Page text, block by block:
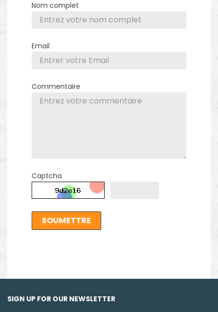
Nom complet
Email
Commentaire
Captcha
SOUMETTRE
SIGN UP FOR OUR NEWSLETTER